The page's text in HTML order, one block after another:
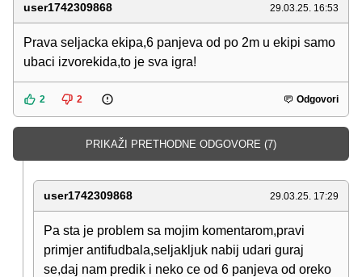
user1742309868 29.03.25. 16:53
Prava seljacka ekipa,6 panjeva od po 2m u ekipi samo
ubaci izvorekida,to je sva igra!
2 2 Odgovori
PRIKAŽI PRETHODNE ODGOVORE (7)
user1742309868 29.03.25. 17:29
Pa sta je problem sa mojim komentarom,pravi
primjer antifudbala,seljakljuk nabij udari guraj
se,daj nam predik i neko ce od 6 panjeva od oreko